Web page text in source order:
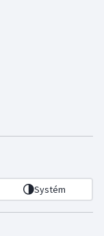
Systém